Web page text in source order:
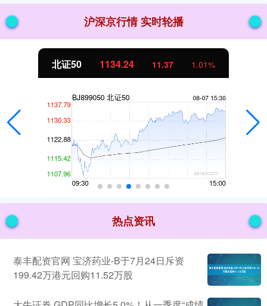
沪深京行情 实时轮播
北证50 1134.24 11.37 1.01%
热点资讯
泰丰配资官网 宝济药业-B于7月24日斥资
199.42万港元回购11.52万股